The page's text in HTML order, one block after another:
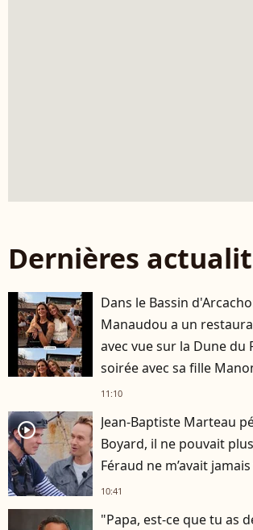
Dernières
Dans le Bassin
Manaudou a un
avec vue sur la Dune du
soirée avec sa fille
11:10
player2
Jean-Baptiste Marteau
Boyard, il ne pouvait
Féraud ne m’avait
10:41
"Papa, est-ce que tu as